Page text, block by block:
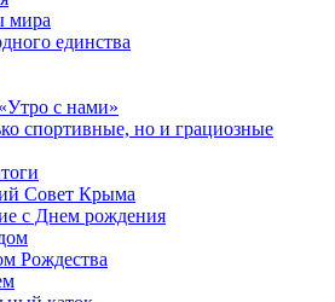
мира
единства
с нами»
спортивные, но и грациозные
Совет Крыма
с Днем рождения
Рождества